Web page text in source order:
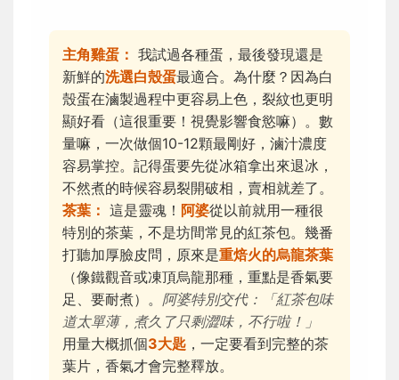
主角雞蛋： 我試過各種蛋，最後發現還是
新鮮的洗選白殼蛋最適合。為什麼？因為白
殼蛋在滷製過程中更容易上色，裂紋也更明
顯好看（這很重要！視覺影響食慾嘛）。數
量嘛，一次做個10-12顆最剛好，滷汁濃度
容易掌控。記得蛋要先從冰箱拿出來退冰，
不然煮的時候容易裂開破相，賣相就差了。
茶葉： 這是靈魂！ 阿婆從以前就用一種很
特別的茶葉，不是坊間常見的紅茶包。幾番
打聽加厚臉皮問，原來是重焙火的烏龍茶葉
（像鐵觀音或凍頂烏龍那種，重點是香氣要
足、要耐煮）。 阿婆特別交代：「紅茶包味
道太單薄，煮久了只剩澀味，不行啦！」
用量大概抓個3大匙 ，一定要看到完整的茶
葉片，香氣才會完整釋放。